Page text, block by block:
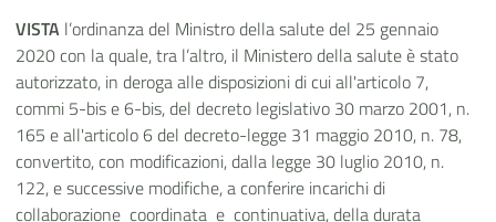
VISTA l’ordinanza del Ministro della salute del 25 gennaio
2020 con la quale, tra l’altro, il Ministero della salute è stato
autorizzato, in deroga alle disposizioni di cui all'articolo 7,
commi 5-bis e 6-bis, del decreto legislativo 30 marzo 2001, n.
165 e all'articolo 6 del decreto-legge 31 maggio 2010, n. 78,
convertito, con modificazioni, dalla legge 30 luglio 2010, n.
122, e successive modifiche, a conferire incarichi di
collaborazione coordinata e continuativa, della durata